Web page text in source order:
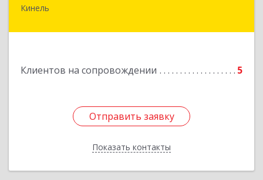
Кинель
Клиентов на сопровождении 5
Отправить заявку
Показать контакты
446436, Самарская обл, Кинель г, Маяковского
Отправить заявку
Назад